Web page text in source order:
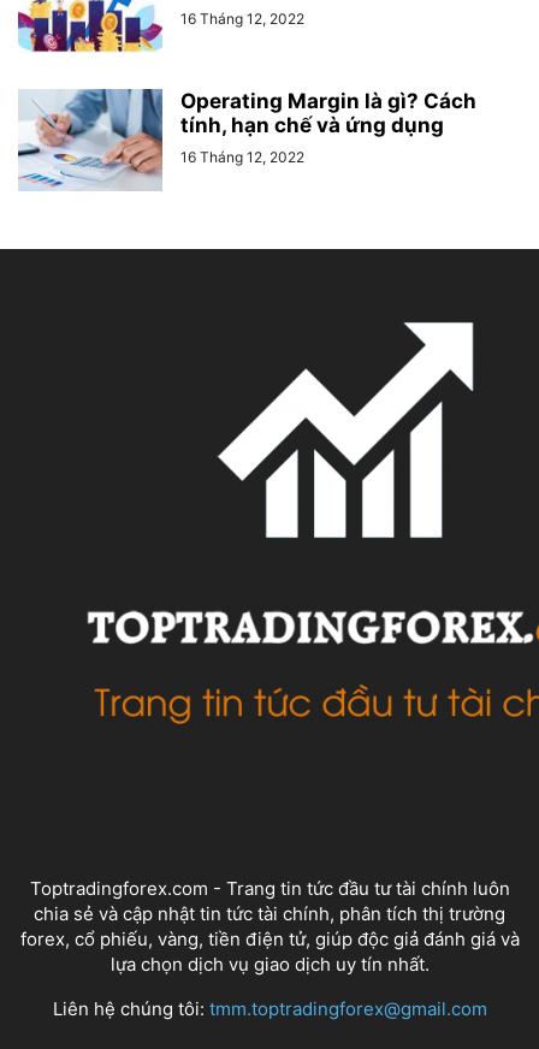
16 Tháng 12, 2022
Operating Margin là gì? Cách
tính, hạn chế và ứng dụng
16 Tháng 12, 2022
Toptradingforex.com - Trang tin tức đầu tư tài chính luôn
chia sẻ và cập nhật tin tức tài chính, phân tích thị trường
forex, cổ phiếu, vàng, tiền điện tử, giúp độc giả đánh giá và
lựa chọn dịch vụ giao dịch uy tín nhất.
Liên hệ chúng tôi: tmm.toptradingforex@gmail.com